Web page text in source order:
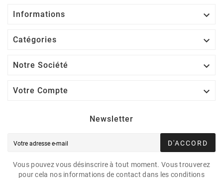
Informations 
Catégories 
Notre Société 
Votre Compte 
Newsletter
D'ACCORD
Vous pouvez vous désinscrire à tout moment. Vous trouverez
pour cela nos informations de contact dans les conditions